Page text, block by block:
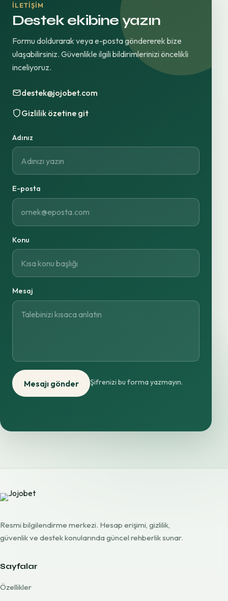
İLETIŞIM
Destek ekibine yazın
Formu doldurarak veya e-posta göndererek bize
ulaşabilirsiniz. Güvenlikle ilgili bildirimlerinizi öncelikli
inceliyoruz.
destek@jojobet.com
Gizlilik özetine git
Adınız
E-posta
Konu
Mesaj
Mesajı gönder Şifrenizi bu forma yazmayın.
Resmi bilgilendirme merkezi. Hesap erişimi, gizlilik,
güvenlik ve destek konularında güncel rehberlik sunar.
Sayfalar
Özellikler